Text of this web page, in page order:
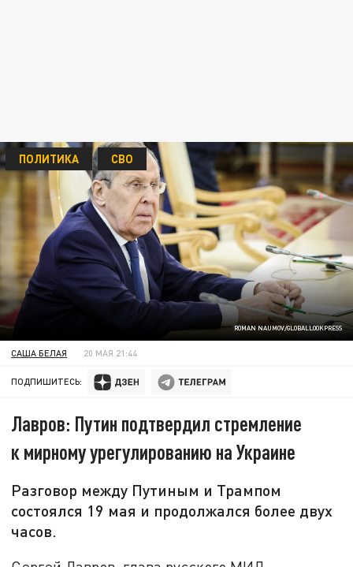
ROMAN NAUMOV/GLOBALLOOKPRESS
ПОЛИТИКА СВО
САША БЕЛАЯ 20 МАЯ 21:44
ПОДПИШИТЕСЬ:
Лавров: Путин подтвердил стремление
к мирному урегулированию на Украине
Разговор между Путиным и Трампом
состоялся 19 мая и продолжался более двух
часов.